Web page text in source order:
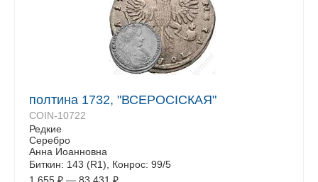
полтина 1732, "ВСЕРОСIСКАЯ"
COIN-10722
Редкие
Серебро
Анна Иоанновна
Биткин: 143 (R1), Конрос: 99/5